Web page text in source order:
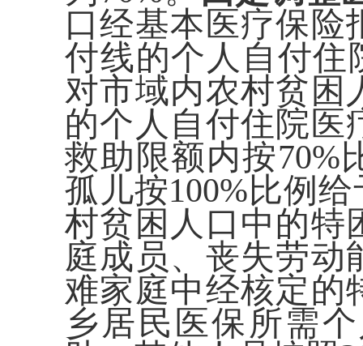
口经基本医疗保险
付线的个人自付住
对市域内农村贫困
的个人自付住院医
救助限额内按70%
孤儿按100%比例
村贫困人口中的特
庭成员、丧失劳动
难家庭中经核定的
乡居民医保所需